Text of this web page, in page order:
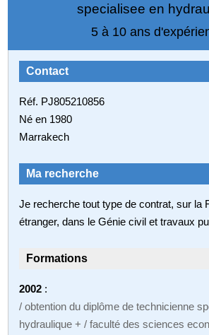
specialisee en
5 à 10 ans
Contact
Réf. PJ805210856
Né en 1980
Marrakech
Ma recherche
Je recherche tout type de contrat, sur la
étranger, dans le Génie civil et travaux
Formations
2002 :
/ obtention du diplôme de technicienne
hydraulique + / faculté des sciences